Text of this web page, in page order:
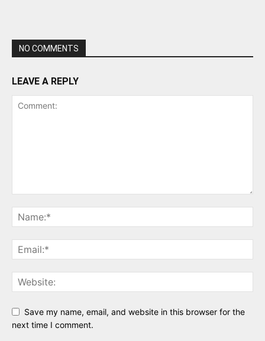
NO COMMENTS
LEAVE A REPLY
Save my name, email, and website in this browser for the
next time I comment.